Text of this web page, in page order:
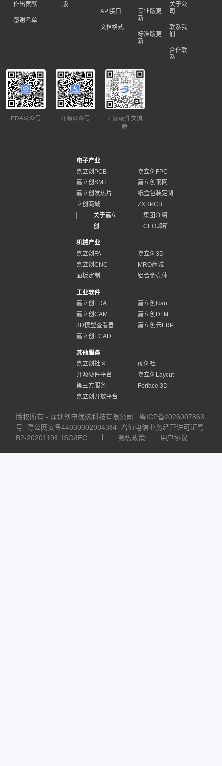
作出贡献
感谢名单
版
API接口
文档格式
专业版更
新
标准版更
新
关于公
司
联系我
们
合作联
系
EDA公众号 开源公众号
开源硬件交流
群
电子产业
嘉立创PCB
嘉立创FPC
嘉立创SMT
嘉立创钢网
嘉立创发热片
纸盒包装定制
立创商城
ZXHPCB
关于嘉立
创
集团介绍
CEO邮箱
机械产业
嘉立创FA
嘉立创3D
嘉立创CNC
MRO商城
面板定制
铝合金壳体
工业软件
嘉立创EDA
嘉立创Ican
嘉立创CAM
嘉立创DFM
3D模型查看器
嘉立创云ERP
嘉立创ECAD
其他服务
嘉立创社区
硬创社
开源硬件平台
嘉立创Layout
第三方服务
Forface 3D
嘉立创开放平台
版权所有 - 深圳创电优选科技有限公司
粤ICP备2026007863
号
粤公网安备44030002004384 增值电信业务经营许可证粤
B2-20201198
ISO/IEC 隐私政策 用户协议